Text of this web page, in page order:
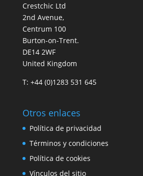
Crestchic Ltd
2nd Avenue,
Centrum 100
Burton-on-Trent.
DE14 2WF
United Kingdom
T: +44 (0)1283 531 645
Otros enlaces
Política de privacidad
Términos y condiciones
Política de cookies
Vínculos del sitio